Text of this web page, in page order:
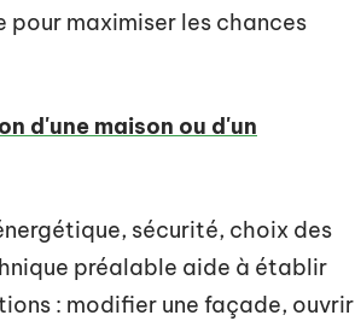
maximiser les chances
d'une maison ou d'un
sécurité, choix des
préalable aide à établir
: modifier une façade, ouvrir